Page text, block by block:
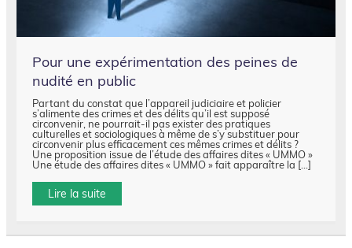
Pour une expérimentation des peines de
nudité en public
Partant du constat que l’appareil judiciaire et policier
s’alimente des crimes et des délits qu’il est supposé
circonvenir, ne pourrait-il pas exister des pratiques
culturelles et sociologiques à même de s’y substituer pour
circonvenir plus efficacement ces mêmes crimes et délits ?
Une proposition issue de l’étude des affaires dites « UMMO »
Une étude des affaires dites « UMMO » fait apparaître la […]
Lire la suite